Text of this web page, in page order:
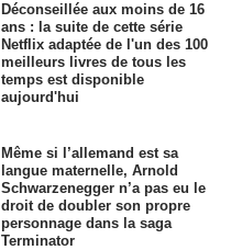
Déconseillée aux moins de 16
ans : la suite de cette série
Netflix adaptée de l'un des 100
meilleurs livres de tous les
temps est disponible
aujourd'hui
Même si l’allemand est sa
langue maternelle, Arnold
Schwarzenegger n’a pas eu le
droit de doubler son propre
personnage dans la saga
Terminator